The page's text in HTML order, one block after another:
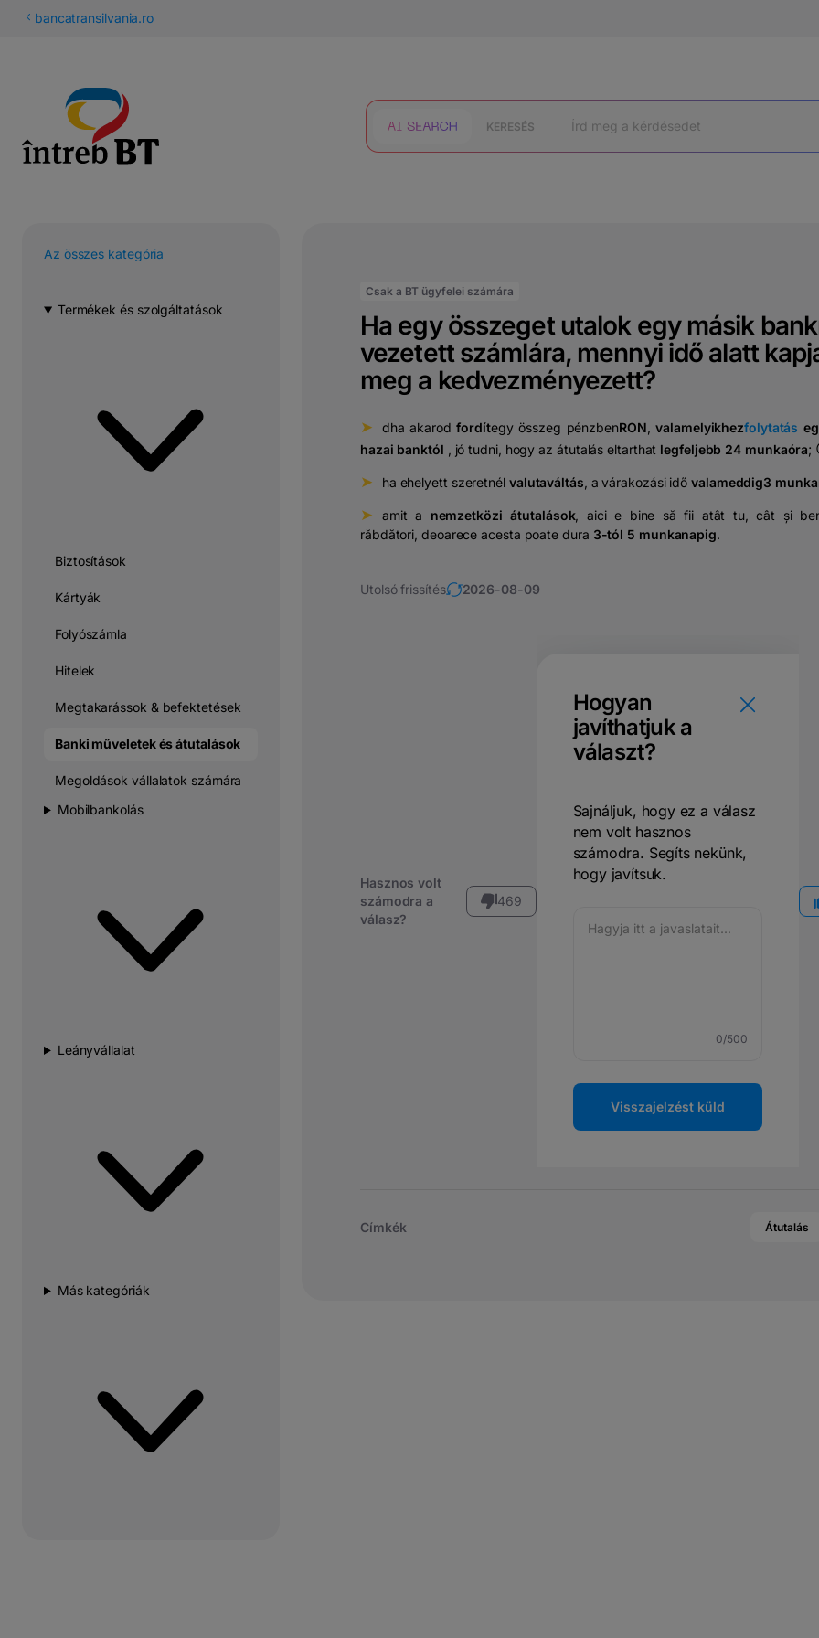
bancatransilvania.ro
KERESÉS
Az összes kategória
Termékek és szolgáltatások
Biztosítások
Kártyák
Folyószámla
Hitelek
Megtakarássok & befektetések
Banki műveletek és átutalások
Megoldások vállalatok számára
Mobilbankolás
Leányvállalat
Más kategóriák
Csak a BT ügyfelei számára
Ha egy összeget utalok egy másik
vezetett számlára, mennyi idő alatt
meg a kedvezményezett?
➤ ⠀dha akarodfordítegy összeg pénzbenRON ,valamelyikhezfolytatás
hazai banktól
, jó tudni, hogy az átutalás eltarthat legfeljebb 24 munkaóra;
➤
ha ehelyett szeretnél valutaváltás , a várakozási idővalameddig3
➤ amit a nemzetközi átutalások, aici e bine să fii atât tu, cât și
răbdători, deoarece acesta poate dura 3-tól 5 munkanapig.
Utolsó frissítés 2026-08-09
Hasznos volt
számodra a
válasz?
469
Hogyan
javíthatjuk a
választ?
Sajnáljuk, hogy ez a válasz
nem volt hasznos
számodra. Segíts nekünk,
hogy javítsuk.
0/500
Visszajelzést küld
Címkék Átutalás